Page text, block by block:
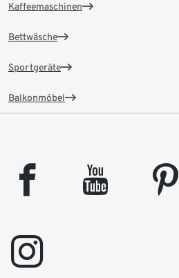
Kaffeemaschinen
Bettwäsche
Sportgeräte
Balkonmöbel
facebook youtube pinterest
instagram